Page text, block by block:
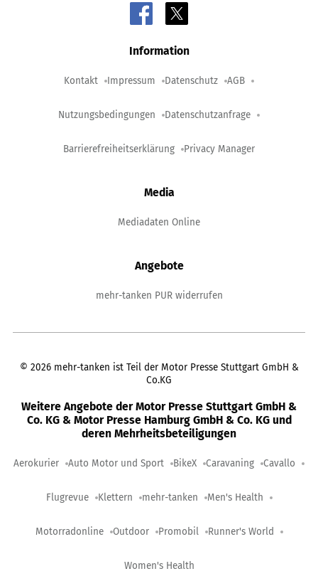
Information
Kontakt Impressum Datenschutz AGB
Nutzungsbedingungen Datenschutzanfrage
Barrierefreiheitserklärung Privacy Manager
Media
Mediadaten Online
Angebote
mehr-tanken PUR widerrufen
© 2026 mehr-tanken ist Teil der Motor Presse Stuttgart GmbH &
Co.KG
Weitere Angebote der Motor Presse Stuttgart GmbH &
Co. KG & Motor Presse Hamburg GmbH & Co. KG und
deren Mehrheitsbeteiligungen
Aerokurier Auto Motor und Sport BikeX Caravaning Cavallo
Flugrevue Klettern mehr-tanken Men's Health
Motorradonline Outdoor Promobil Runner's World
Women's Health